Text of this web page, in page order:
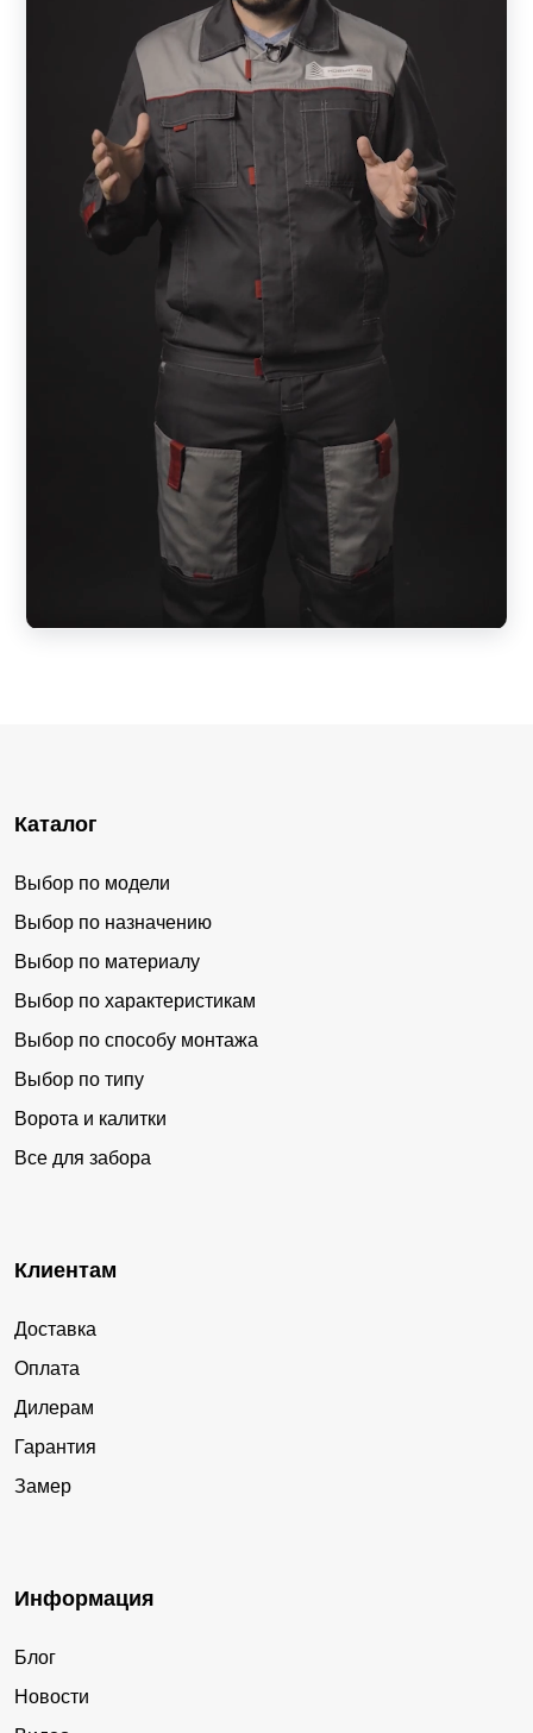
Каталог
Выбор по модели
Выбор по назначению
Выбор по материалу
Выбор по характеристикам
Выбор по способу монтажа
Выбор по типу
Ворота и калитки
Все для забора
Клиентам
Доставка
Оплата
Дилерам
Гарантия
Замер
Информация
Блог
Новости